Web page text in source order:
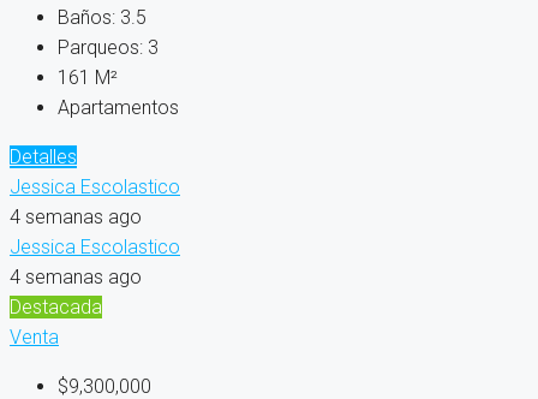
Baños: 3.5
Parqueos: 3
161 M²
Apartamentos
Detalles
Jessica Escolastico
4 semanas ago
Jessica Escolastico
4 semanas ago
Destacada
Venta
$9,300,000